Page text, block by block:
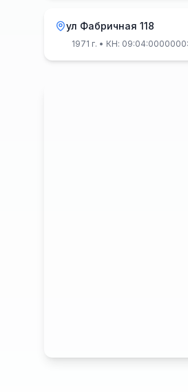
ул Фабричная 118
1971 г. • КН: